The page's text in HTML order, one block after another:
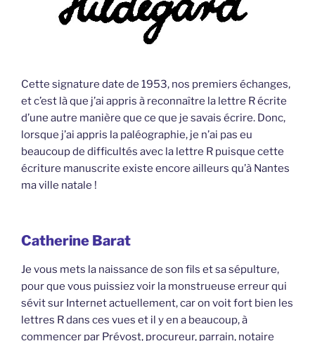
Cette signature date de 1953, nos premiers échanges,
et c’est là que j’ai appris à reconnaître la lettre R écrite
d’une autre manière que ce que je savais écrire. Donc,
lorsque j’ai appris la paléographie, je n’ai pas eu
beaucoup de difficultés avec la lettre R puisque cette
écriture manuscrite existe encore ailleurs qu’à Nantes
ma ville natale !
Catherine Barat
Je vous mets la naissance de son fils et sa sépulture,
pour que vous puissiez voir la monstrueuse erreur qui
sévit sur Internet actuellement, car on voit fort bien les
lettres R dans ces vues et il y en a beaucoup, à
commencer par Prévost, procureur, parrain, notaire